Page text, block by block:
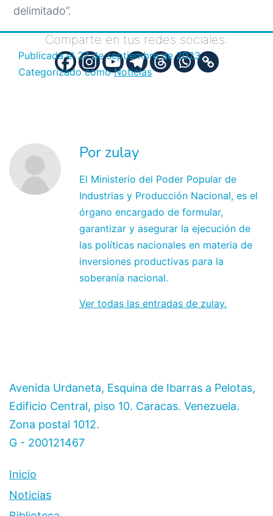
delimitado”.
Comparte en tus redes sociales:
Publicada el 27 de septiembre de 2023
Categorizado comoNoticias
Por zulay
El Ministerio del Poder Popular de
Industrias y Producción Nacional, es el
órgano encargado de formular,
garantizar y asegurar la ejecución de
las políticas nacionales en materia de
inversiones productivas para la
soberanía nacional.
Ver todas las entradas de zulay.
Avenida Urdaneta, Esquina de Ibarras a Pelotas,
Edificio Central, piso 10. Caracas. Venezuela.
Zona postal 1012.
G - 200121467
Inicio
Noticias